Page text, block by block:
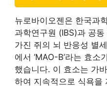
뉴로바이오젠은 한국과
과학연구원 (IBS)과 공
가진 쥐의 뇌 반응성 별
에서 ‘MAO-B’라는 효소
했습니다. 이 효소는 가
하여 지속적으로 식욕을